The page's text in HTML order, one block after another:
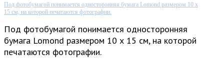
Под фотобумагой понимается односторонняя бумага Lomond размером 10 х
15 см, на которой печатаются фотографии.
Под фотобумагой понимается односторонняя
бумага Lomond размером 10 х 15 см, на которой
печатаются фотографии.